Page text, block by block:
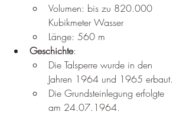
Volumen: bis zu 820.000
Kubikmeter Wasser
Länge: 560 m
Geschichte:
Die Talsperre wurde in den
Jahren 1964 und 1965 erbaut.
Die Grundsteinlegung erfolgte
am 24.07.1964.